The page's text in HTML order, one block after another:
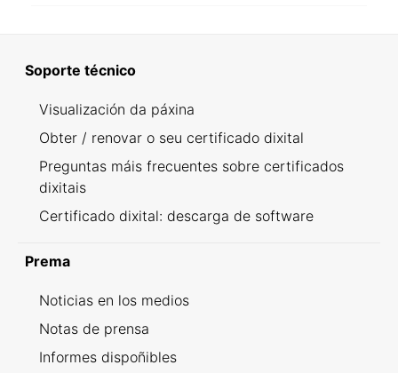
Soporte técnico
Visualización da páxina
Obter / renovar o seu certificado dixital
Preguntas máis frecuentes sobre certificados
dixitais
Certificado dixital: descarga de software
Prema
Noticias en los medios
Notas de prensa
Informes dispoñibles